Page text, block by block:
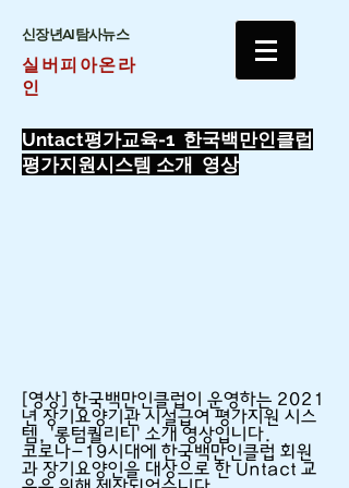
​신장년AI탐사뉴스
실버피아온라
인
Untact평가교육-1 한국백만인클럽
평가지원시스템 소개 영상
[영상] 한국백만인클럽이 운영하는 2021
년 장기요양기관 시설급여 평가지원 시스
템, '롱텀퀄리티' 소개 영상입니다.
​코로나-19시대에 한국백만인클럽 회원
과 장기요양인을 대상으로 한 Untact 교